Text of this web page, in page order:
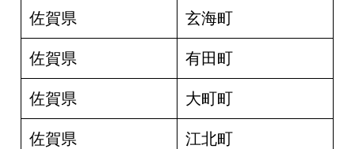
佐賀県 玄海町
佐賀県 有田町
佐賀県 大町町
佐賀県 江北町